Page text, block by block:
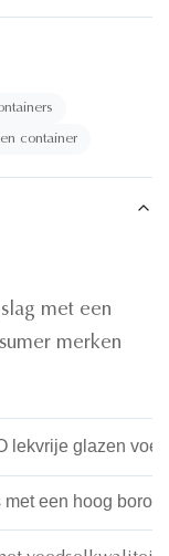
container
met een
merken
lekvrije glazen
met een hoog